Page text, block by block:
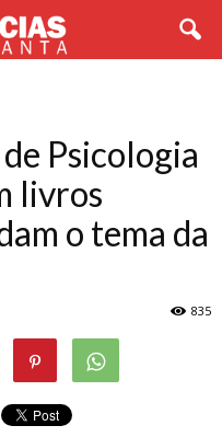
Psicologia
livros
o tema da
835